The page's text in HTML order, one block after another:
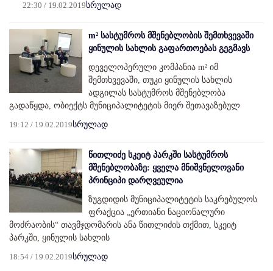
22:30 / 19.02.2019სრულად
m² სასტუმროს მშენებლობის შემთხვევაში
ყინულის სახლის გაფართოებას გეგმავს
დეველოპერული კომპანია m² იმ
შემთხვევაში, თუკი ყინულის სახლის
ადგილას სასტუმროს მშენებლობა
გადაწყდა, ობიექტს მუნიციპალიტეტის მიერ შეთავაზებულ
19:12 / 19.02.2019სრულად
წითლიძე სკეიტ პარკში სასტუმროს
მშენებლობაზე: ყველა მნიშვნელოვანი
პრინციპი დარღვეულია
ზუგდიდის მუნიციპალიტეტის საკრებულოს
ფრაქცია „ერთიანი ნაციონალური
მოძრაობის“ თავმჯდომარის ანა წითლიძის თქმით, სკეიტ
პარკში, ყინულის სახლის
18:54 / 19.02.2019სრულად